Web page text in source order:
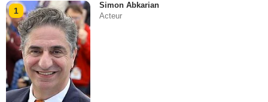
1
Simon Abkarian
Acteur